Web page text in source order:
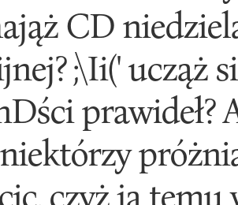
CD
;\Ii(' ucząż
prawideł?
czyż ja